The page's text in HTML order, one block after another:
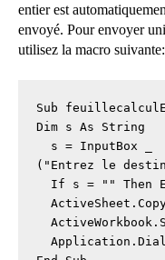
entier est
envoyé. Pour envoyer
utilisez la macro suivante:
Sub
Dim s As String
s = InputBox _
("Entrez le
If s = "" Then